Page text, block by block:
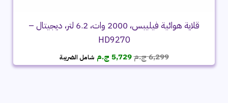
قلاية هوائية فيليبس، 2000 وات، 6.2 لتر، ديجيتال –
HD9270
6,299ج.مالسعر
الأصلي
5,729 ج.م السعر
الحالي
شامل الضريبة